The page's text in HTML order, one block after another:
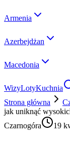
Armenia
Azerbejdżan
Macedonia
WizyLotyKuchnia
Strona główna
jak uniknąć
Czarnogóra
19